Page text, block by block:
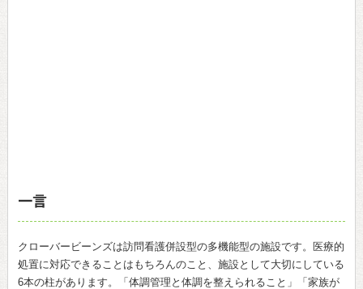
一言
クローバービーンズは訪問看護併設型の多機能型の施設です。医療的
処置に対応できることはもちろんのこと、施設として大切にしている
6本の柱があります。「体調管理と体調を整えられること」「家族が